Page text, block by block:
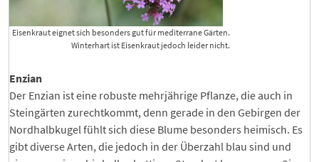
Eisenkraut eignet sich besonders gut für mediterrane Gärten.
Winterhart ist Eisenkraut jedoch leider nicht.
Enzian
Der Enzian ist eine robuste mehrjährige Pflanze, die auch in
Steingärten zurechtkommt, denn gerade in den Gebirgen der
Nordhalbkugel fühlt sich diese Blume besonders heimisch. Es
gibt diverse Arten, die jedoch in der Überzahl blau sind und